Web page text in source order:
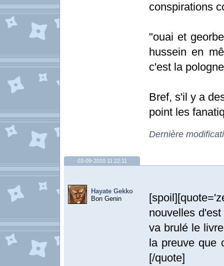
conspirations
"ouai et
hussein en
c'est la
Bref, s'il y a
point les
Dernière
03-09-2010 11:22:11
Hayate Gekko
Bon Genin
nouvelles
va brulé le
la preuve que
[/quote]